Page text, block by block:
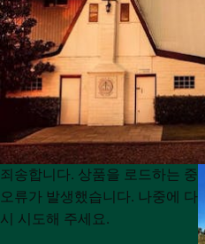
Product
List
Product
List
죄송합니다. 상품을 로드하는 중
오류가 발생했습니다. 나중에 다
시 시도해 주세요.